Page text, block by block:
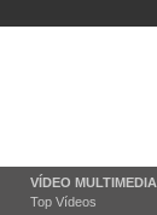
VÍDEO MULTIMEDIA
Top Vídeos